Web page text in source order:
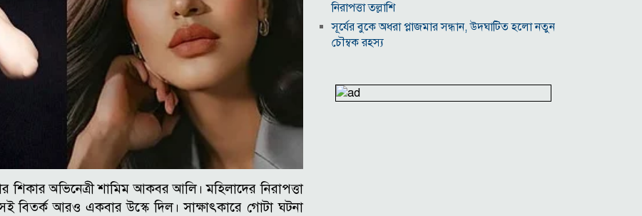
শিকার অভিনেত্রী শামিম আকবর আলি। মহিলাদের নিরাপত্তা
বিতর্ক আরও একবার উস্কে দিল। সাক্ষাৎকারে গোটা ঘটনা
নিরাপত্তা তল্লাশি
সূর্যের বুকে অধরা প্লাজমার সন্ধান, উদ্ঘাটিত হলো নতুন
চৌম্বক রহস্য
প্রতারণা মামলায় সালমান খানকে আদালতে তলব
কোটি টাকার মৃত্যু ভাতার লোভে সেনাদের বিয়ে, সামনে